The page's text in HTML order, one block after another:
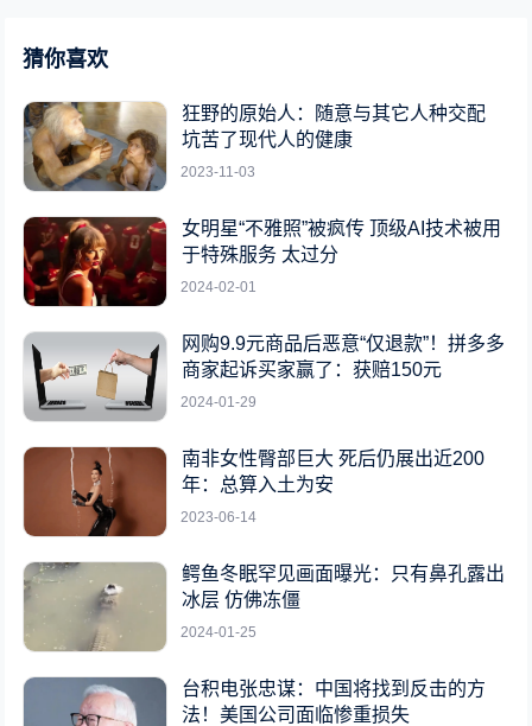
猜你喜欢
狂野的原始人：随意与其它人种交配
坑苦了现代人的健康
2023-11-03
女明星“不雅照”被疯传 顶级AI技术被用
于特殊服务 太过分
2024-02-01
网购9.9元商品后恶意“仅退款”！拼多多
商家起诉买家赢了：获赔150元
2024-01-29
南非女性臀部巨大 死后仍展出近200
年：总算入土为安
2023-06-14
鳄鱼冬眠罕见画面曝光：只有鼻孔露出
冰层 仿佛冻僵
2024-01-25
台积电张忠谋：中国将找到反击的方
法！美国公司面临惨重损失